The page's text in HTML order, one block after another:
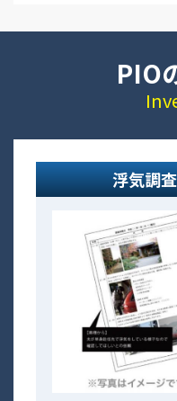
PIO
浮気調